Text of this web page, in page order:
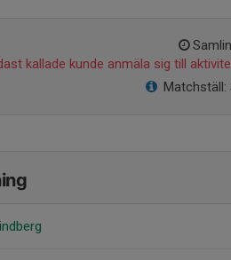
kallade kunde anmäla sig till
Matchställ: